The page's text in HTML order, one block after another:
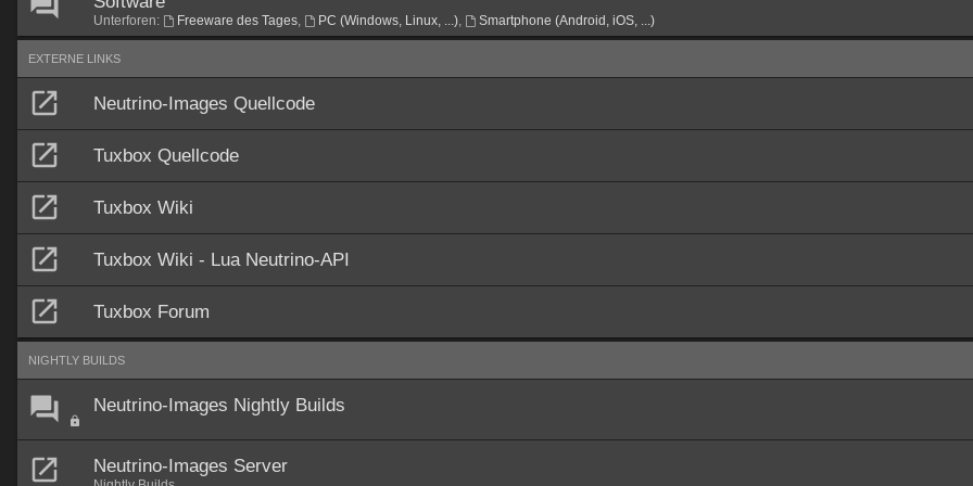
Unterforen: Freeware des Tages, PC (Windows, Linux, ...), Smartphone (Android, iOS, ...)
EXTERNE LINKS
Neutrino-Images Quellcode
Tuxbox Quellcode
Tuxbox Wiki
Tuxbox Wiki - Lua Neutrino-API
Tuxbox Forum
NIGHTLY BUILDS
Neutrino-Images Nightly Builds
Neutrino-Images Server